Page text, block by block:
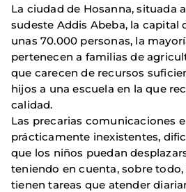
La ciudad de Hosanna, situada
sudeste Addis Abeba, la capital
unas 70.000 personas, la
pertenecen a familias de
que carecen de recursos
hijos a una escuela en la que
calidad.
Las precarias comunicaciones
prácticamente inexistentes,
que los niños puedan
teniendo en cuenta, sobre
tienen tareas que atender